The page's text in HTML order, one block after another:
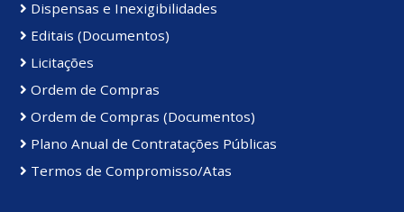
Dispensas e Inexigibilidades
Editais (Documentos)
Licitações
Ordem de Compras
Ordem de Compras (Documentos)
Plano Anual de Contratações Públicas
Termos de Compromisso/Atas